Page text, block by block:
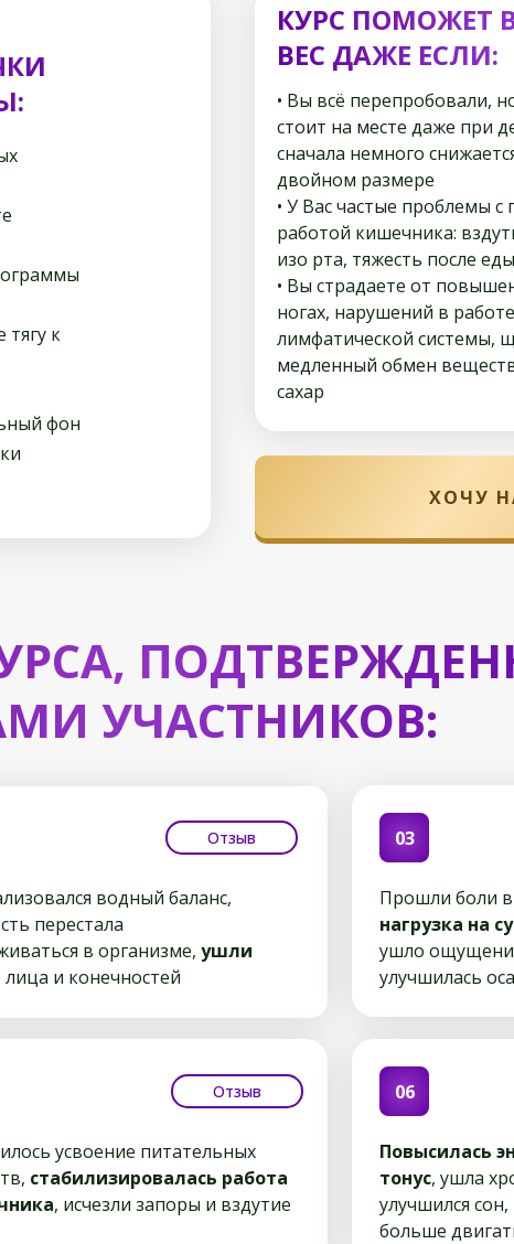
тягу к
фон
КУРС ПОМОЖЕТ
ВЕС ДАЖЕ ЕСЛИ:
• Вы всё перепробовали,
стоит на месте даже при
сначала немного
двойном размере
• У Вас частые проблемы
работой кишечника:
изо рта, тяжесть после
• Вы страдаете от
ногах, нарушений в
лимфатической системы,
медленный обмен
сахар
ХОЧУ
УЧАСТНИКОВ:
водный баланс,
перестала
в организме, ушли
лица и конечностей
Прошли боли в
нагрузка на
ушло
улучшилась
03
усвоение питательных
стабилизировалась работа
, исчезли запоры и вздутие
Повысилась
тонус, ушла
улучшился
больше
06
Отзыв
Отзыв